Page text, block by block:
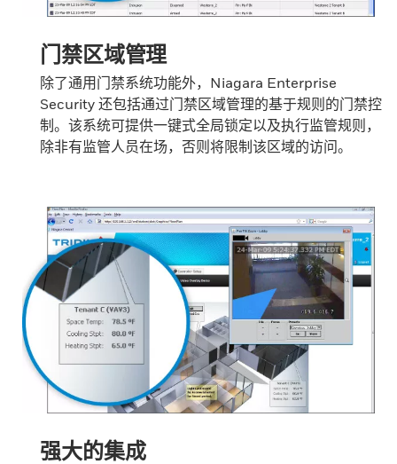
门禁区域管理
除了通用门禁系统功能外，Niagara Enterprise
Security 还包括通过门禁区域管理的基于规则的门禁控
制。该系统可提供一键式全局锁定以及执行监管规则，
除非有监管人员在场，否则将限制该区域的访问。
强大的集成